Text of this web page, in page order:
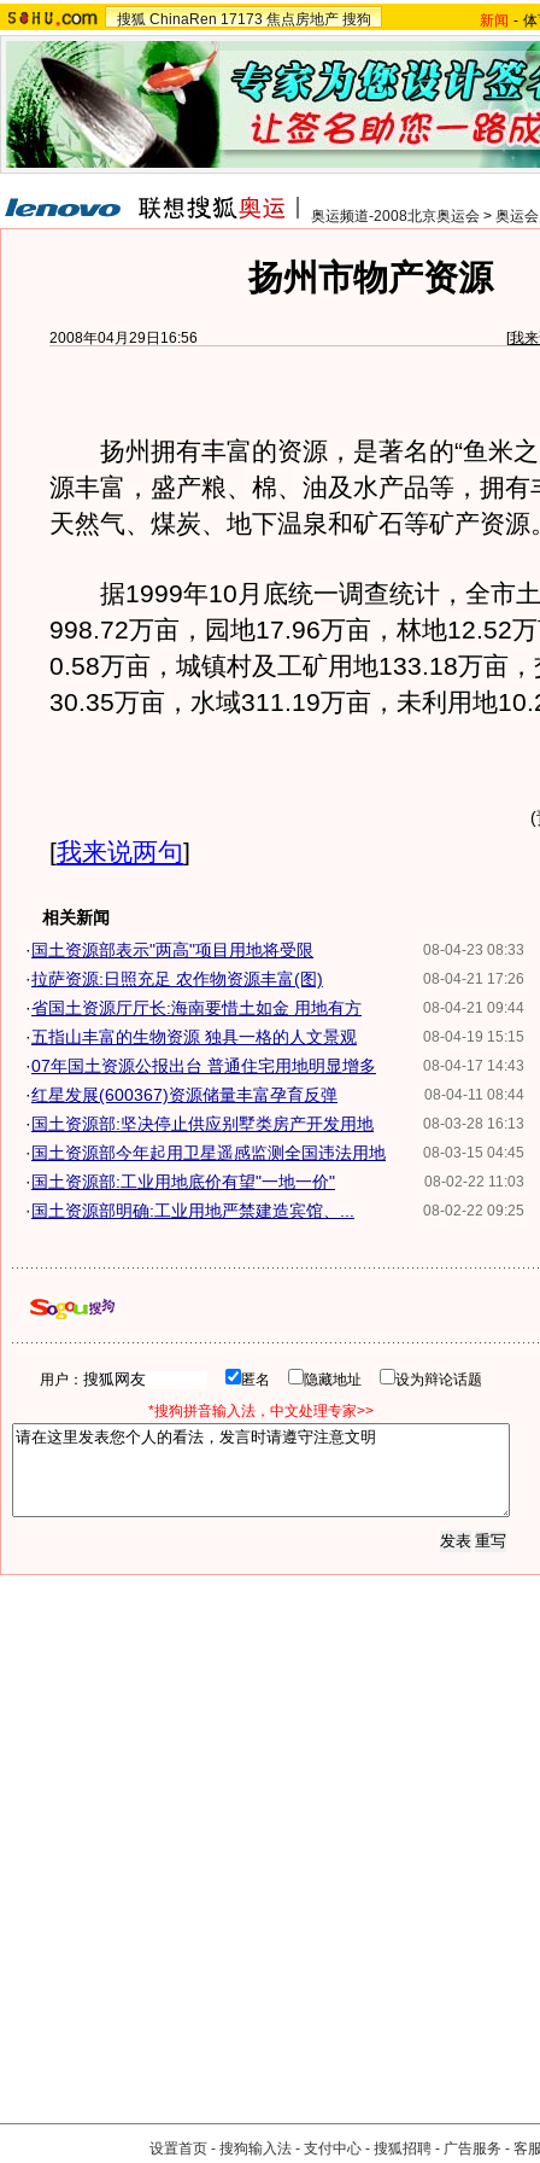
搜狐 ChinaRen 17173 焦点房地产 搜狗 新闻 -
奥运频道-2008北京奥运会 > 奥运
扬州市物产资源
2008年04月29日16:56 [我
扬州拥有丰富的资源，是著名的“鱼米之
源丰富，盛产粮、棉、油及水产品等，拥有
天然气、煤炭、地下温泉和矿石等矿产资源
据1999年10月底统一调查统计，全市
998.72万亩，园地17.96万亩，林地12.52
0.58万亩，城镇村及工矿用地133.18万亩
30.35万亩，水域311.19万亩，未利用地
(
[我来说两句]
相关新闻
08-04-23 08:33
·国土资源部表示"两高"项目用地将受限
08-04-21 17:26
·拉萨资源:日照充足 农作物资源丰富(图)
08-04-21 09:44
·省国土资源厅厅长:海南要惜土如金 用地有方
08-04-19 15:15
·五指山丰富的生物资源 独具一格的人文景观
08-04-17 14:43
·07年国土资源公报出台 普通住宅用地明显增多
08-04-11 08:44
·红星发展(600367)资源储量丰富孕育反弹
08-03-28 16:13
·国土资源部:坚决停止供应别墅类房产开发用地
08-03-15 04:45
·国土资源部今年起用卫星遥感监测全国违法用地
08-02-22 11:03
·国土资源部:工业用地底价有望"一地一价"
08-02-22 09:25
·国土资源部明确:工业用地严禁建造宾馆、...
用户： 匿名 隐藏地址
设为辩论话题
*搜狗拼音输入法，中文处理专家>>
设置首页 - 搜狗输入法 - 支付中心 - 搜狐招聘 - 广告服务 - 客